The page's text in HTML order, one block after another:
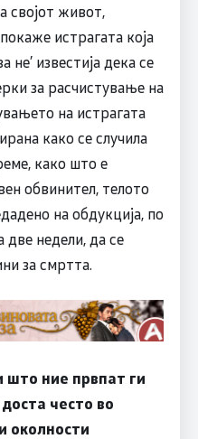
својот живот,
истрагата која
известија дека се
за расчистување на
на истрагата
како се случила
како што е
обвинител, телото
на обдукција, по
две недели, да се
за смртта.
што ние првпат ги
често во
околности